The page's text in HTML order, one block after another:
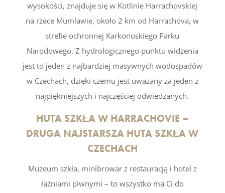
wysokości, znajduje się w Kotlinie Harrachovskiej
na rzece Mumlawie, około 2 km od Harrachova, w
strefie ochronnej Karkonoskiego Parku
Narodowego. Z hydrologicznego punktu widzenia
jest to jeden z najbardziej masywnych wodospadów
w Czechach, dzięki czemu jest uważany za jeden z
najpiękniejszych i najczęściej odwiedzanych.
HUTA SZKŁA W HARRACHOVIE –
DRUGA NAJSTARSZA HUTA SZKŁA W
CZECHACH
Muzeum szkła, minibrowar z restauracją i hotel z
łaźniami piwnymi – to wszystko ma Ci do